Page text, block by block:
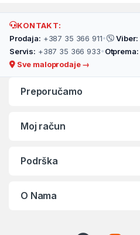
KONTAKT:
Prodaja: +387 35 366 911• Viber:
Servis: +387 35 366 933• Otprema:
Sve maloprodaje →
Preporučamo
Moj račun
Podrška
O Nama